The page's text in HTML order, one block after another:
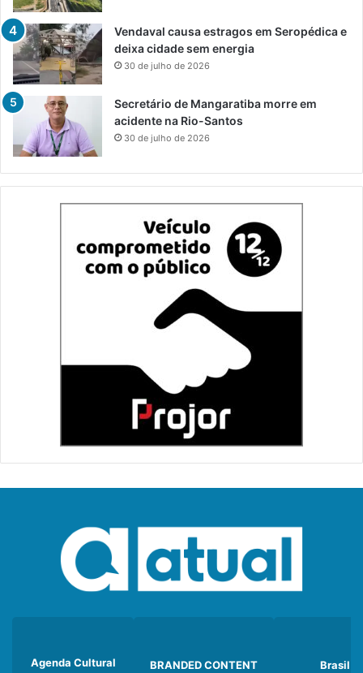
Vendaval causa estragos em Seropédica e
deixa cidade sem energia
30 de julho de 2026
Secretário de Mangaratiba morre em
acidente na Rio-Santos
30 de julho de 2026
Agenda Cultural BRANDED CONTENT Brasil